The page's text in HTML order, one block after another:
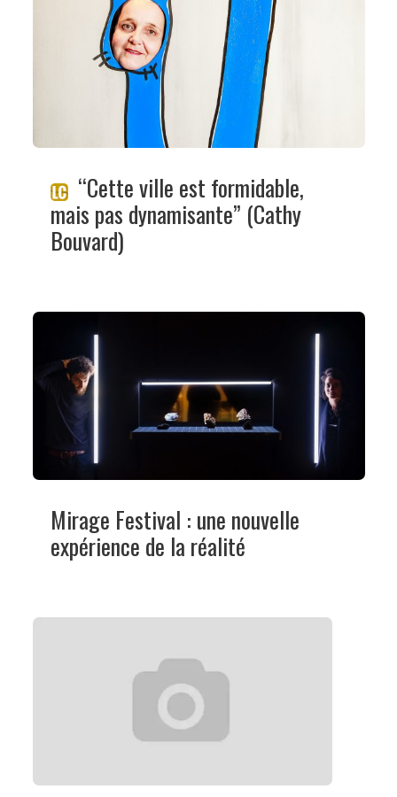
“Cette ville est formidable,
mais pas dynamisante” (Cathy
Bouvard)
Mirage Festival : une nouvelle
expérience de la réalité